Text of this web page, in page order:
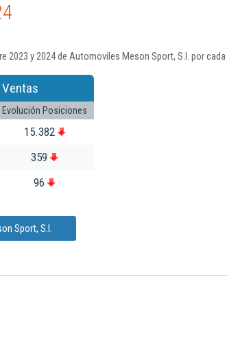
y 2024 de Automoviles Meson Sport, S.l. por
Evolución Posiciones
15.382
359
96
Sport, S.l.